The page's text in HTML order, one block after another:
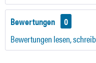
Bewertungen
0
Bewertungen lesen,